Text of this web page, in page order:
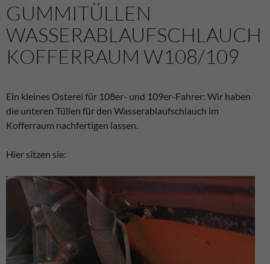
GUMMITÜLLEN
WASSERABLAUFSCHLAUCH
KOFFERRAUM W108/109
Ein kleines Osterei für 108er- und 109er-Fahrer: Wir haben
die unteren Tüllen für den Wasserablaufschlauch im
Kofferraum nachfertigen lassen.
Hier sitzen sie: